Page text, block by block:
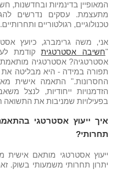
המאופיין בדינמיות ובחדשנות,
מתעצמת. עסקים נדרשים
טכנולוגיים, רגולטוריים ותחרותיים.
אני, משה גרימברג, כיועץ
"חשיבה אסטרטגיתקודמת
אסטרטגיה? אסטרטגיה מותאמת
תפורה במידה - היא מבליטה את
החסרונות." התאמה אישית
הזדמנויות ייחודיות, לנצל
בפעילויות שמניבות את התשואה
איך ייעוץ אסטרטגי
תחרותי?
ייעוץ אסטרטגי מותאם
יתרון תחרותי משמעותי בשוק. זאת